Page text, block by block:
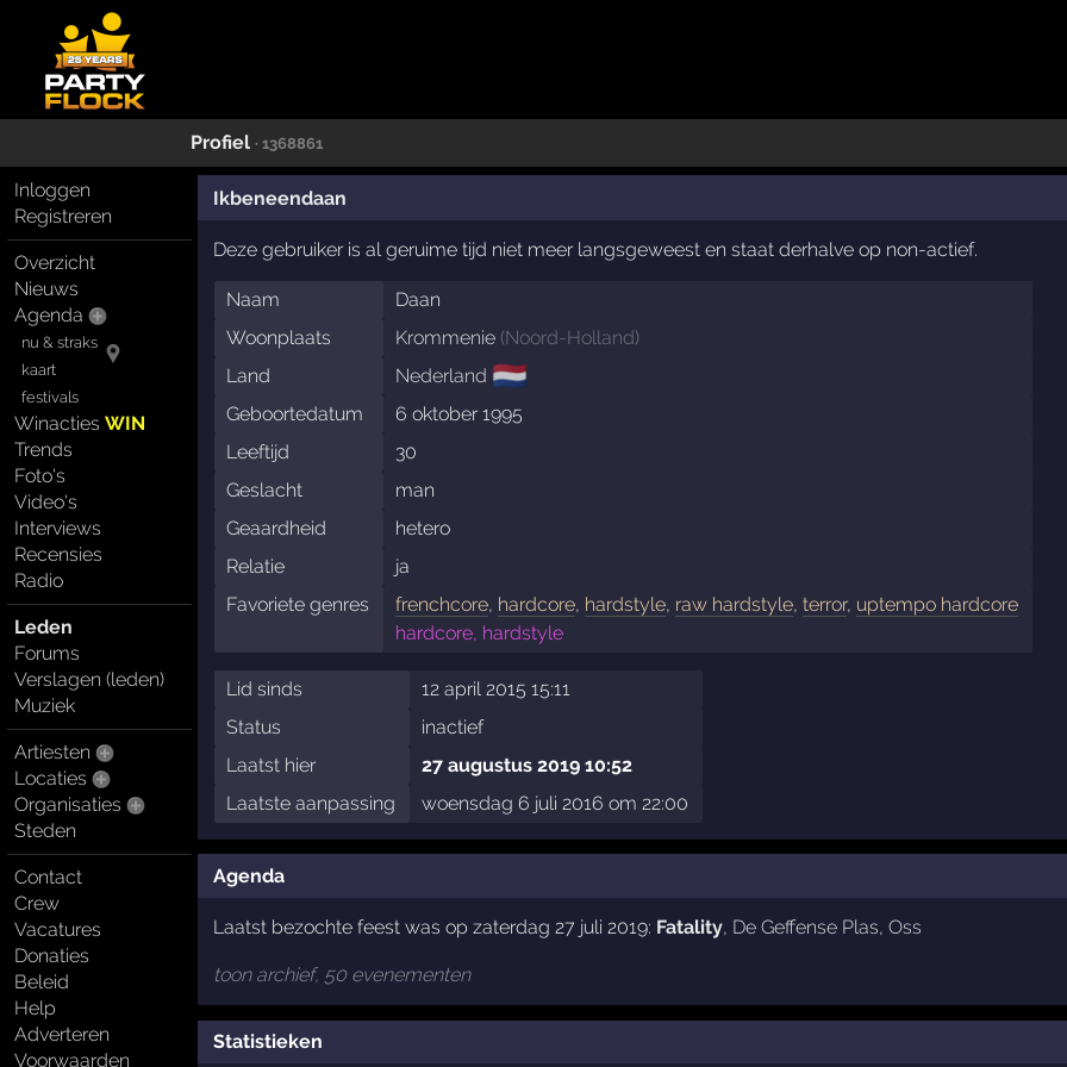
Profiel · 1368861
Inloggen
Registreren
Overzicht
Nieuws
Agenda
nu & straks
kaart
festivals
WinactiesWIN
Trends
Foto's
Video's
Interviews
Recensies
Radio
Leden
Forums
Verslagen (leden)
Muziek
Artiesten
Locaties
Organisaties
Steden
Contact
Crew
Vacatures
Donaties
Beleid
Help
Adverteren
Voorwaarden
Ikbeneendaan
Deze gebruiker is al geruime tijd niet meer langsgeweest en staat derhalve op non-actief.
Naam
Daan
Woonplaats
Krommenie (Noord-Holland)
Land
Nederland 🇳🇱
Geboortedatum
6 oktober 1995
Leeftijd
30
Geslacht
man
Geaardheid
hetero
Relatie
ja
Favoriete genres
frenchcore, hardcore, hardstyle, raw hardstyle,terror, uptempo hardcore
hardcore, hardstyle
Lid sinds
12 april 2015 15:11
Status
inactief
Laatst hier
27 augustus 2019 10:52
Laatste aanpassing
woensdag 6 juli 2016 om 22:00
Agenda
Laatst bezochte feest was op zaterdag 27 juli 2019: Fatality, De Geffense Plas, Oss
toon archief, 50 evenementen
Statistieken